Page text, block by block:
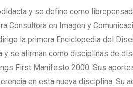
y se define como
Consultora en Imagen y
la primera Enciclopedia del
y se afirman como disciplinas de
First Manifesto 2000. Sus
en esta nueva disciplina. Su